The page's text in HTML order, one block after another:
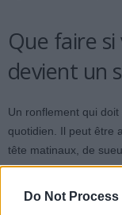
Do Not
Que faire
devient un
Un ronflement qui
quotidien. Il peut être
tête matinaux, de
observées par le
tension artérielle est
mmHg, mesurée à